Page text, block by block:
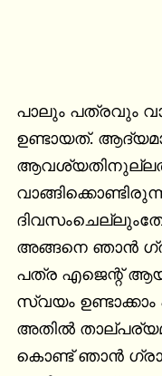
പാലും പത്രവും
ഉണ്ടായത്.
അങ്ങനെ ഞാന്‍
പത്ര എജെന്റ്
സ്വയം
അതില്‍
കൊണ്ട് ഞാന്‍